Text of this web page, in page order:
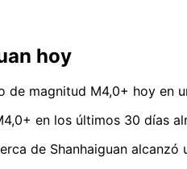
hoy
magnitud M4,0+ hoy en
en los últimos 30 días
de Shanhaiguan